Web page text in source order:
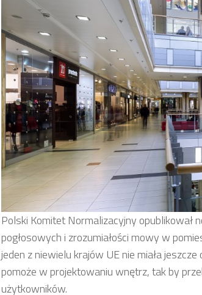
Polski Komitet Normalizacyjny opublikował
pogłosowych i zrozumiałości mowy w
jeden z niewielu krajów UE nie miała
pomoże w projektowaniu wnętrz, tak by
użytkowników.